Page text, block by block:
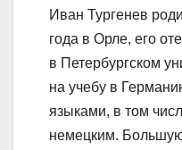
Иван Тургенев
года в Орле, его
в Петербургском
на учебу в
языками, в том
немецким.